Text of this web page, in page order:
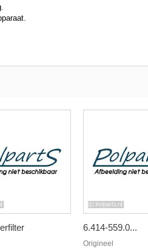
6.414-559.0...
Origineel